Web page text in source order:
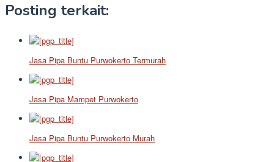
Posting terkait:
Jasa Pipa Buntu Purwokerto Termurah
Jasa Pipa Mampet Purwokerto
Jasa Pipa Buntu Purwokerto Murah